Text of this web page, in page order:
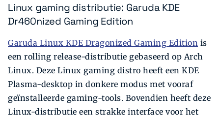
Linux gaming distributie: Garuda KDE
Dr460nized Gaming Edition
Garuda Linux KDE Dragonized Gaming Edition is
een rolling release-distributie gebaseerd op Arch
Linux. Deze Linux gaming distro heeft een KDE
Plasma-desktop in donkere modus met vooraf
geïnstalleerde gaming-tools. Bovendien heeft deze
Linux-distributie een strakke interface voor het